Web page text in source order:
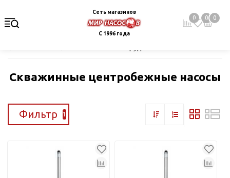
Сеть магазинов
С 1996 года
0 0 0
Скважинные центробежные насосы
Фильтр 1